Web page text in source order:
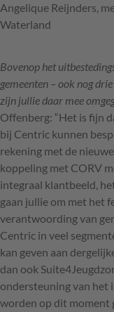
Angelique Reijnders,
Waterland
Bovenop het
gemeenten – ook nog
zijn jullie daar mee
Offenberg: “Het is fijn
bij Centric kunnen
rekening met de
koppeling met CORV
integraal klantbeeld,
gaan jullie om met het
verantwoording van
Centric in veel
kan geven aan
dan ook
ondersteuning van het
worden op dit moment